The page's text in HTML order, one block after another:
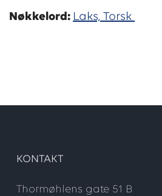
Nøkkelord: Laks, Torsk
KONTAKT
Thormøhlens gate 51 B